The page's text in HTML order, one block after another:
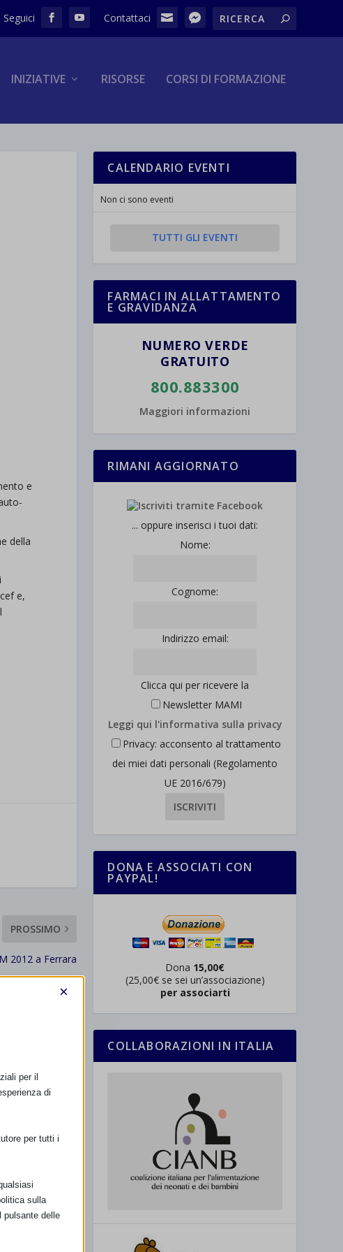
INIZIATIVE RISORSE CORSI DI FORMAZIONE
e
della
e,
PROSSIMO
2012 a Ferrara
CALENDARIO EVENTI
Non ci sono eventi
TUTTI GLI EVENTI
FARMACI IN ALLATTAMENTO
E GRAVIDANZA
NUMERO VERDE
GRATUITO
800.883300
Maggiori informazioni
RIMANI AGGIORNATO
... oppure inserisci i tuoi dati:
Nome:
Cognome:
Indirizzo email:
Clicca qui per ricevere la
Newsletter MAMI
Leggi qui l'informativa sulla privacy
Privacy: acconsento al trattamento
dei miei dati personali (Regolamento
UE 2016/679)
DONA E ASSOCIATI CON
PAYPAL!
Dona 15,00€
(25,00€ se sei un’associazione)
per associarti
COLLABORAZIONI IN ITALIA
×
per il
di
per tutti i
sulla
pulsante delle